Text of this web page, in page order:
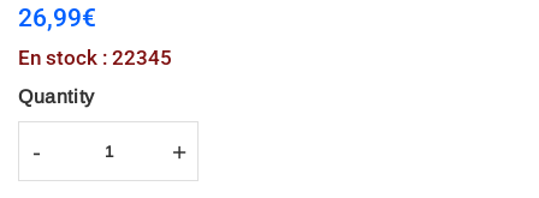
26,99€
Unit
En stock : 22345
Quantity
- +